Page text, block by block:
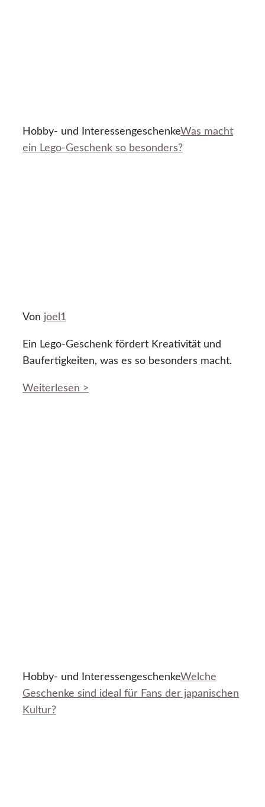
Hobby- und InteressengeschenkeWas macht
ein Lego-Geschenk so besonders?
Von joel1
Ein Lego-Geschenk fördert Kreativität und
Baufertigkeiten, was es so besonders macht.
Weiterlesen >
Hobby- und InteressengeschenkeWelche
Geschenke sind ideal für Fans der japanischen
Kultur?